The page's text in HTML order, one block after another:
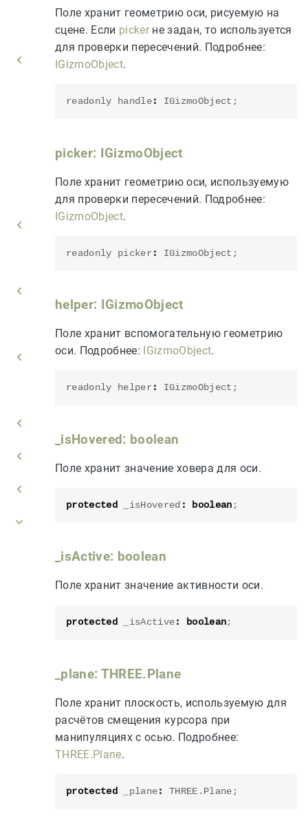
Поле хранит геометрию оси, рисуемую на
сцене. Если pickerне задан, то используется
для проверки пересечений. Подробнее:
IGizmoObject.
readonly handle: IGizmoObject ;
picker: IGizmoObject
Поле хранит геометрию оси, используемую
для проверки пересечений. Подробнее:
IGizmoObject.
readonly picker : IGizmoObject ;
helper: IGizmoObject
Поле хранит вспомогательную геометрию
оси. Подробнее: IGizmoObject.
readonly helper : IGizmoObject ;
_isHovered: boolean
Поле хранит значение ховера для оси.
protected _isHovered : boolean ;
_isActive: boolean
Поле хранит значение активности оси.
protected _isActive : boolean;
_plane: THREE.Plane
Поле хранит плоскость, используемую для
расчётов смещения курсора при
манипуляциях с осью. Подробнее:
THREE.Plane.
protected _plane : THREE . Plane ;